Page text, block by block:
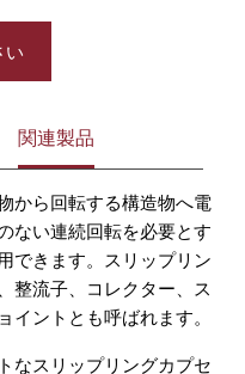
い
関連製品
から回転する構造物へ電
ない連続回転を必要とす
できます。スリップリン
整流子、コレクター、ス
ントとも呼ばれます。
なスリップリングカプセ